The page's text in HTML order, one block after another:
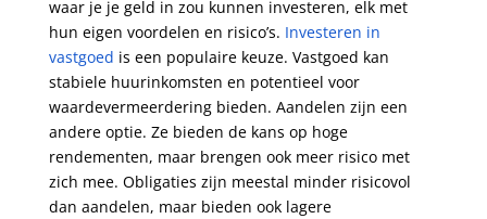
waar je je geld in zou kunnen investeren, elk met
hun eigen voordelen en risico’s. Investeren in
vastgoed is een populaire keuze. Vastgoed kan
stabiele huurinkomsten en potentieel voor
waardevermeerdering bieden. Aandelen zijn een
andere optie. Ze bieden de kans op hoge
rendementen, maar brengen ook meer risico met
zich mee. Obligaties zijn meestal minder risicovol
dan aandelen, maar bieden ook lagere